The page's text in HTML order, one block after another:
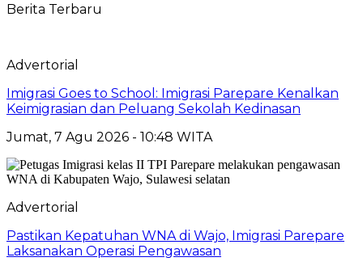
Berita Terbaru
Advertorial
Imigrasi Goes to School: Imigrasi Parepare Kenalkan
Keimigrasian dan Peluang Sekolah Kedinasan
Jumat, 7 Agu 2026 - 10:48 WITA
Advertorial
Pastikan Kepatuhan WNA di Wajo, Imigrasi Parepare
Laksanakan Operasi Pengawasan